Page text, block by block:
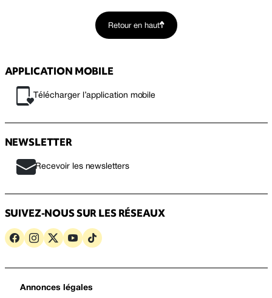
Retour en haut
APPLICATION MOBILE
Télécharger l’application mobile
NEWSLETTER
Recevoir les newsletters
SUIVEZ-NOUS SUR LES RÉSEAUX
Annonces légales